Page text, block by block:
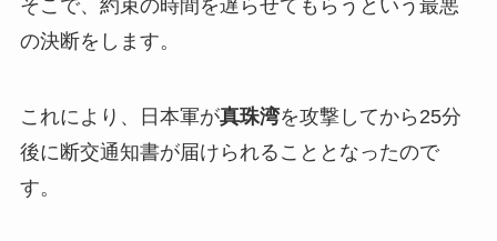
そこで、約束の時間を遅らせてもらうという最悪
の決断をします。
これにより、日本軍が真珠湾を攻撃してから25分
後に断交通知書が届けられることとなったので
す。